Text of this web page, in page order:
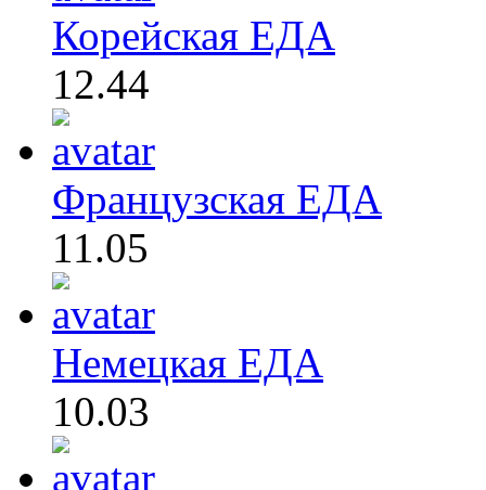
Корейская ЕДА
12.44
Французская ЕДА
11.05
Немецкая ЕДА
10.03